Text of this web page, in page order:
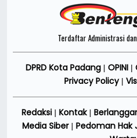
Terdaftar Administrasi
DPRD Kota Padang| OPINI
Privacy Policy|
Redaksi| Kontak|
Media Siber| Pedoman Hak